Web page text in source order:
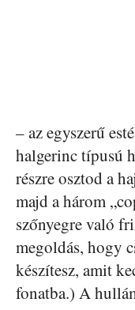
– az egyszerű
halgerinc típusú
részre osztod a
majd a három
szőnyegre való
megoldás, hogy
készítesz, amit
fonatba.) A